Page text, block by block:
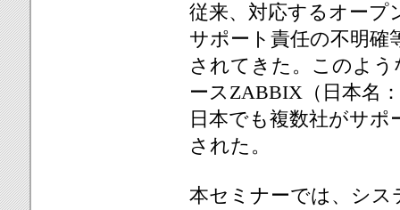
従来、対応するオープ
サポート責任の不明確
されてきた。このよ
ースZABBIX（日本名
日本でも複数社がサ
された。
本セミナーでは、シス